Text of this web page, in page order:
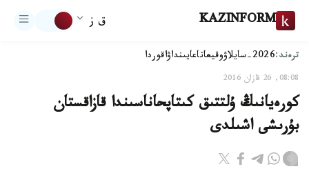
KAZINFORM ق ز
ترەند:2026-سايلاۋ وقيعاتاعايىنداۋاقوردا
08:08, 26 قازان 2016
كورەيانىڭ ۇلتتىق كىتاپحاناسىندا قازاقستان
بۇرىشى اشىلدى